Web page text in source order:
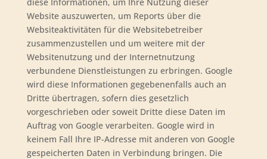
Website auszuwerten, um Reports über die
Websiteaktivitäten für die Websitebetreiber
zusammenzustellen und um weitere mit der
Websitenutzung und der Internetnutzung
verbundene Dienstleistungen zu erbringen. Google
wird diese Informationen gegebenenfalls auch an
Dritte übertragen, sofern dies gesetzlich
vorgeschrieben oder soweit Dritte diese Daten im
Auftrag von Google verarbeiten. Google wird in
keinem Fall Ihre IP-Adresse mit anderen von Google
gespeicherten Daten in Verbindung bringen. Die